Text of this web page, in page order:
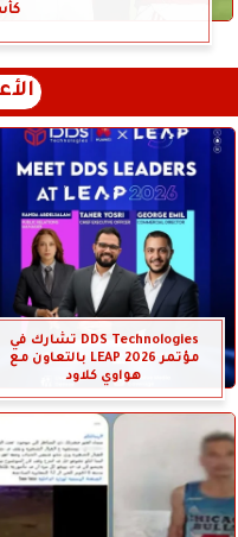
DDS Technologies تشارك في
مؤتمر LEAP 2026 بالتعاون مع
هواوي كلاود